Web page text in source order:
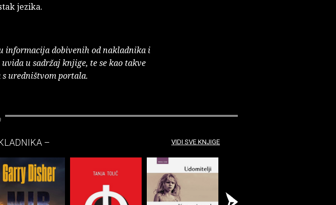
jezika.
informacija dobivenih od nakladnika i
u sadržaj knjige, te se kao takve
uredništvom portala.
– VIDI SVE KNJIGE